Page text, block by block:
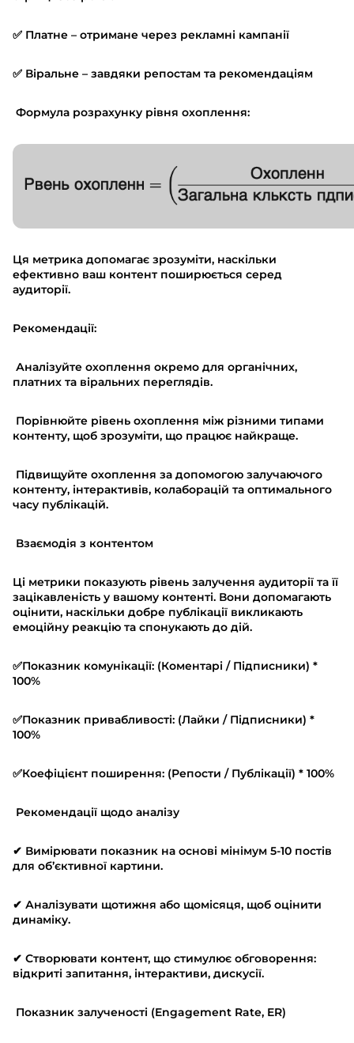
✅ Платне – отримане через рекламні кампанії
✅ Віральне – завдяки репостам та рекомендаціям
Формула розрахунку рівня охоплення:
Ця метрика допомагає зрозуміти, наскільки
ефективно ваш контент поширюється серед
аудиторії.
Рекомендації:
Аналізуйте охоплення окремо для органічних,
платних та віральних переглядів.
Порівнюйте рівень охоплення між різними типами
контенту, щоб зрозуміти, що працює найкраще.
Підвищуйте охоплення за допомогою залучаючого
контенту, інтерактивів, колаборацій та оптимального
часу публікацій.
Взаємодія з контентом
Ці метрики показують рівень залучення аудиторії та її
зацікавленість у вашому контенті. Вони допомагають
оцінити, наскільки добре публікації викликають
емоційну реакцію та спонукають до дій.
✅Показник комунікації: (Коментарі / Підписники) *
100%
✅Показник привабливості: (Лайки / Підписники) *
100%
✅Коефіцієнт поширення: (Репости / Публікації) * 100%
Рекомендації щодо аналізу
✔ Вимірювати показник на основі мінімум 5-10 постів
для об’єктивної картини.
✔ Аналізувати щотижня або щомісяця, щоб оцінити
динаміку.
✔ Створювати контент, що стимулює обговорення:
відкриті запитання, інтерактиви, дискусії.
Показник залученості (Engagement Rate, ER)